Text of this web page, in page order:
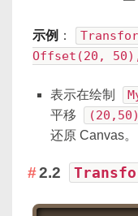
示例 ：
Offset(20,
表示在绘制
平移
(20,50)
还原 Canvas。
2.2